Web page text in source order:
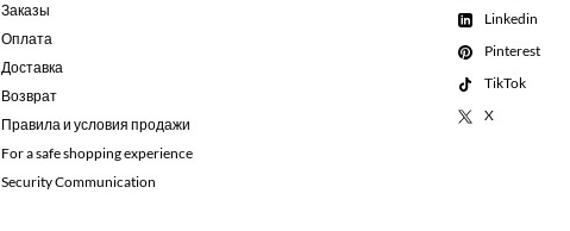
Заказы
Оплата
Доставка
Возврат
Правила и условия продажи
For a safe shopping experience
Security Communication
Linkedin
Pinterest
TikTok
X